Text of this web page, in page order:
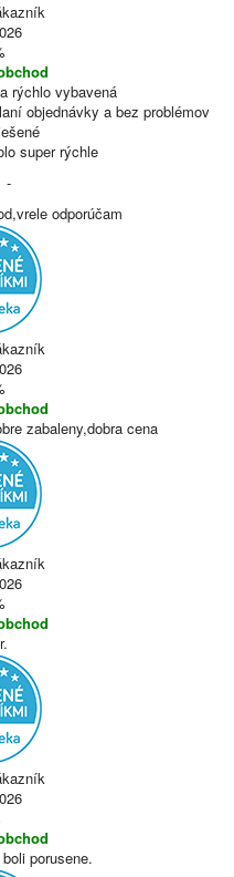
rýchlo vybavená
objednávky a bez problémov
super rýchle
-
odporúčam
zabaleny,dobra cena
porusene.